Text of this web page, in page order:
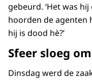
gebeurd. ‘Het was
hoorden de agenten
hij is dood hè?’
Sfeer sloeg om
Dinsdag werd de